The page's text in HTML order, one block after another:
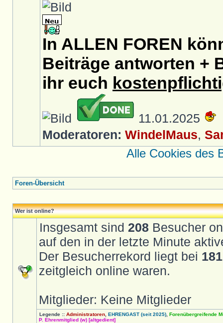
In ALLEN FOREN
Beiträge antworten +
ihr euch
11.01.2025
Moderatoren: WindelMaus,
Alle Cookies des
Foren-Übersicht
Wer ist online?
Insgesamt sind 208 Besucher
auf den in der letzte Minute
Der Besucherrekord liegt bei
zeitgleich online waren.
Mitglieder: Keine Mitglieder
Legende :: Administratoren EHRENGAST (seit 2025) Forenübergreifende
P. Ehrenmitglied (w) [altgedient]